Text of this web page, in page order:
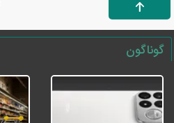
گوناگون